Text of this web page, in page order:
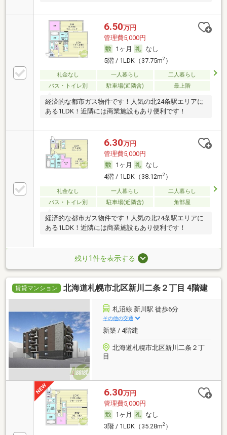
6.50万円
管理費5,000円
1ヶ月
なし
5階 / 1LDK（37.75m2）
礼金なし 一人暮らし
二人暮らし
バス・トイレ別
駐車場(近隣含) 最上階
経済的な都市ガス物件です！人気の北24条駅エリアに
ある1LDK！近隣には商業施設もあり便利です！
6.30万円
管理費5,000円
1ヶ月
なし
4階 / 1LDK（38.12m2）
礼金なし 一人暮らし
二人暮らし
バス・トイレ別
駐車場(近隣含) 角部屋
経済的な都市ガス物件です！人気の北24条駅エリアに
ある1LDK！近隣には商業施設もあり便利です！
残り1件を表示する
賃貸マンション 北海道札幌市北区新川二条２丁目 4階建
札沼線 新川駅 徒歩6分
その他の交通
新築 / 4階建
北海道札幌市北区新川二条２丁
目
6.30万円
管理費5,000円
1ヶ月
なし
3階 / 1LDK（35.28m2）